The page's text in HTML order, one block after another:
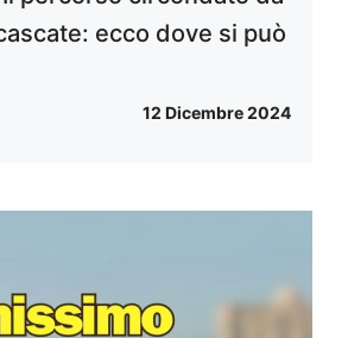
ecco dove si può
12 Dicembre 2024